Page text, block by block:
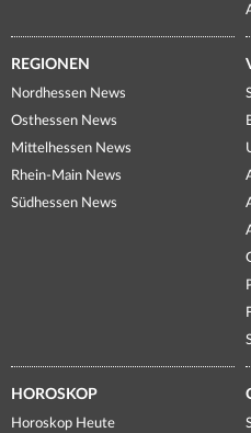
REGIONEN
Nordhessen News
Osthessen News
Mittelhessen News
Rhein-Main News
Südhessen News
HOROSKOP
Horoskop Heute